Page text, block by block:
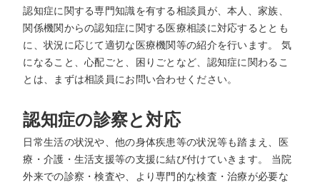
認知症に関する専門知識を有する相談員が、本人、家族、
関係機関からの認知症に関する医療相談に対応するととも
に、状況に応じて適切な医療機関等の紹介を行います。 気
になること、心配ごと、困りごとなど、認知症に関わるこ
とは、まずは相談員にお問い合わせください。
認知症の診察と対応
日常生活の状況や、他の身体疾患等の状況等も踏まえ、医
療・介護・生活支援等の支援に結び付けていきます。 当院
外来での診察・検査や、より専門的な検査・治療が必要な